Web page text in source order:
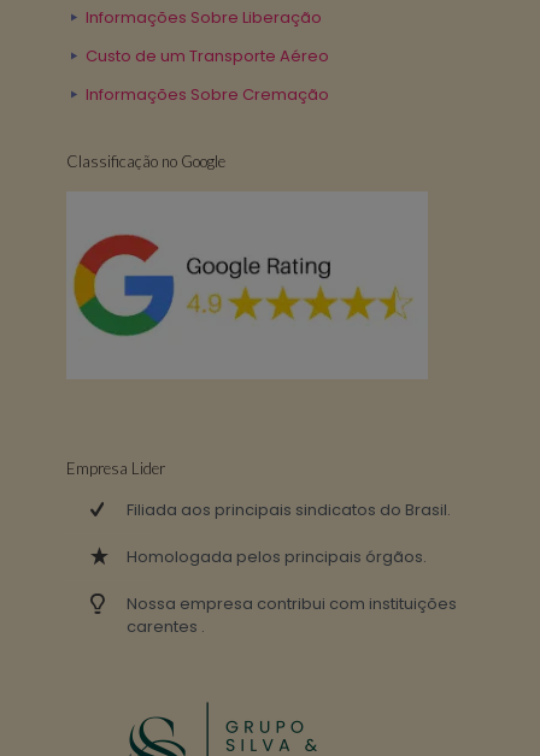
Informações Sobre Liberação
Custo de um Transporte Aéreo
Informações Sobre Cremação
Classificação no Google
Empresa Lider
Filiada aos principais sindicatos do Brasil.
Homologada pelos principais órgãos.
Nossa empresa contribui com instituições
carentes .